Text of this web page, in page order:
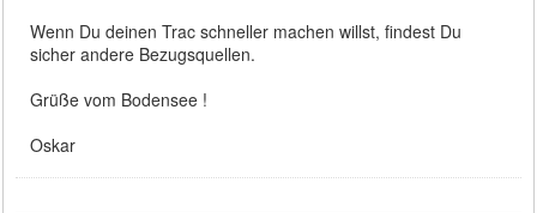
Wenn Du deinen Trac schneller machen willst, findest Du
sicher andere Bezugsquellen.
Grüße vom Bodensee !
Oskar